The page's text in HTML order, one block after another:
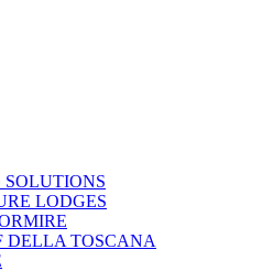
LODGES
DELLA TOSCANA